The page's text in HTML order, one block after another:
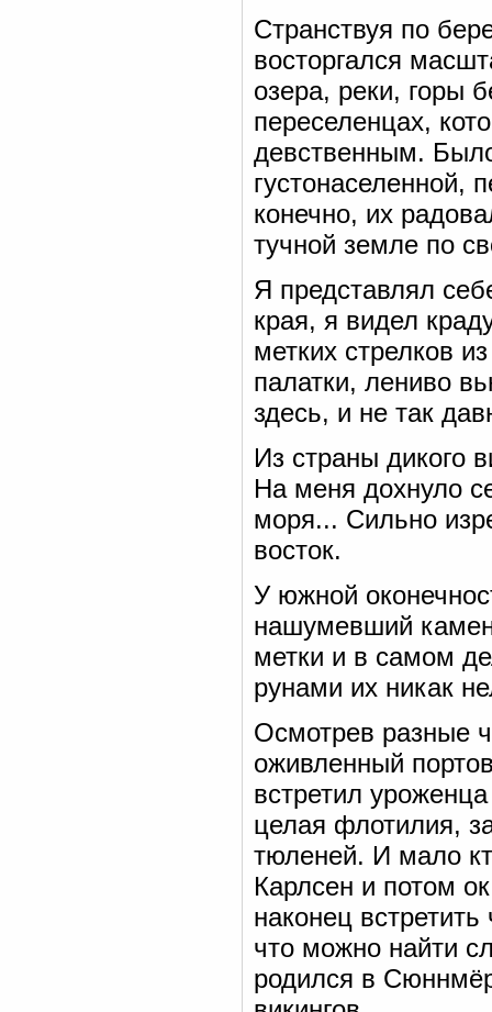
Странствуя по
восторгался
озера, реки, горы
переселенцах,
девственным.
густонаселенной,
конечно, их
тучной земле по
Я представлял
края, я видел
метких стрелков
палатки, лениво
здесь, и не так
Из страны дикого
На меня дохнуло
моря... Сильно
восток.
У южной
нашумевший
метки и в самом
рунами их никак
Осмотрев разные
оживленный
встретил
целая флотилия,
тюленей. И мало
Карлсен и потом
наконец
что можно найти
родился в